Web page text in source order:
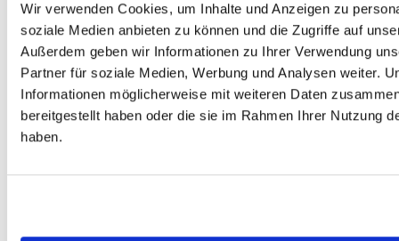
Wir verwenden Cookies, um Inhalte und Anzeigen zu
soziale Medien anbieten zu können und die Zugriffe auf
Außerdem geben wir Informationen zu Ihrer Verwendung
Partner für soziale Medien, Werbung und Analysen weiter.
Informationen möglicherweise mit weiteren Daten
bereitgestellt haben oder die sie im Rahmen Ihrer Nutzung
haben.
Basistakt : 4,20 GHz (P) / 3,60
GHz (E)
Max. Boost-Takt : 5,20 GHz (P) /
4,60 GHz (E)
L2-Cache : 26 MB
L3-Cache : 24 MB
TDP : 125 W (Base) / 159 W
(Max)
Sockel : LGA 1851
6400
(NPU)